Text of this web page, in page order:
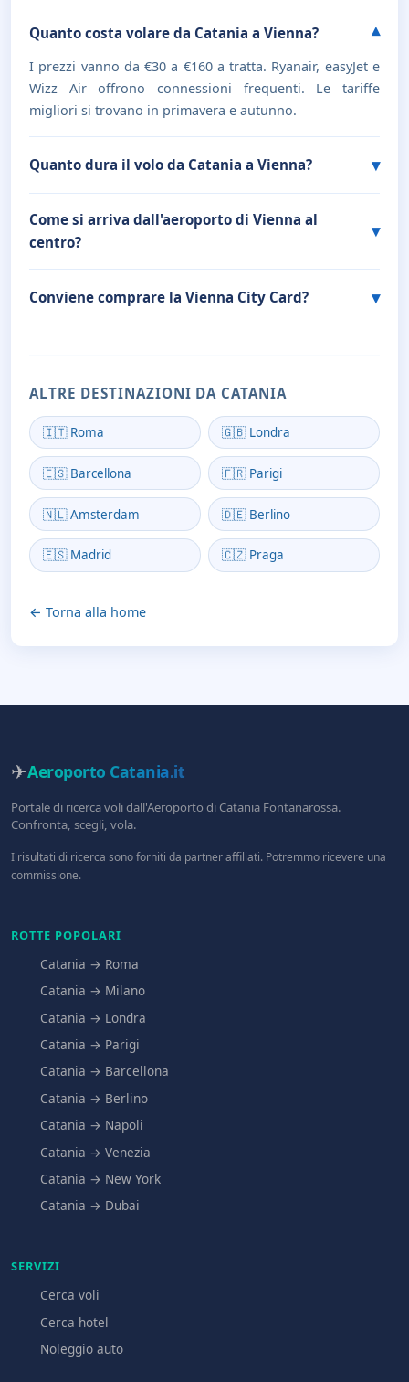
Quanto costa volare da Catania a Vienna?
I prezzi vanno da €30 a €160 a tratta. Ryanair, easyJet e
Wizz Air offrono connessioni frequenti. Le tariffe
migliori si trovano in primavera e autunno.
Quanto dura il volo da Catania a Vienna?
Come si arriva dall'aeroporto di Vienna al
centro?
Conviene comprare la Vienna City Card?
ALTRE DESTINAZIONI DA CATANIA
🇮🇹 Roma 🇬🇧 Londra
🇪🇸 Barcellona 🇫🇷 Parigi
🇳🇱 Amsterdam 🇩🇪 Berlino
🇪🇸 Madrid 🇨🇿 Praga
← Torna alla home
✈Aeroporto Catania.it
Portale di ricerca voli dall'Aeroporto di Catania Fontanarossa.
Confronta, scegli, vola.
I risultati di ricerca sono forniti da partner affiliati. Potremmo ricevere una
commissione.
ROTTE POPOLARI
Catania → Roma
Catania → Milano
Catania → Londra
Catania → Parigi
Catania → Barcellona
Catania → Berlino
Catania → Napoli
Catania → Venezia
Catania → New York
Catania → Dubai
SERVIZI
Cerca voli
Cerca hotel
Noleggio auto